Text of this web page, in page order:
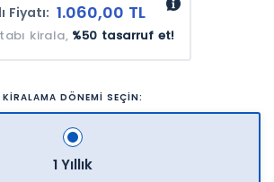
Fiyatı: 1.060,00 TL
kirala, %50 tasarruf et!
KİRALAMA DÖNEMİ SEÇİN:
1 Yıllık